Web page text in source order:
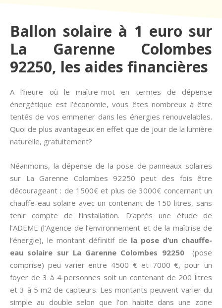
Ballon solaire à 1 euro sur
La Garenne Colombes
92250, les aides financières
A l’heure où le maître-mot en termes de dépense
énergétique est l’économie, vous êtes nombreux à être
tentés de vos emmener dans les énergies renouvelables.
Quoi de plus avantageux en effet que de jouir de la lumière
naturelle, gratuitement?
Néanmoins, la dépense de la pose de panneaux solaires
sur La Garenne Colombes 92250 peut des fois être
décourageant : de 1500€ et plus de 3000€ concernant un
chauffe-eau solaire avec un contenant de 150 litres, sans
tenir compte de l’installation. D’après une étude de
l’ADEME (l’Agence de l’environnement et de la maîtrise de
l’énergie), le montant définitif de la pose d’un chauffe-
eau solaire sur La Garenne Colombes 92250(pose
comprise) peu varier entre 4500 € et 7000 €, pour un
foyer de 3 à 4 personnes soit un contenant de 200 litres
et 3 à 5 m2 de capteurs. Les montants peuvent varier du
simple au double selon que l’on habite dans une zone